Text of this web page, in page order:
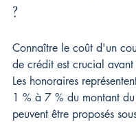
?
Connaître le coût d'un
de crédit est crucial avant
Les honoraires
1 % à 7 % du montant
peuvent être proposés